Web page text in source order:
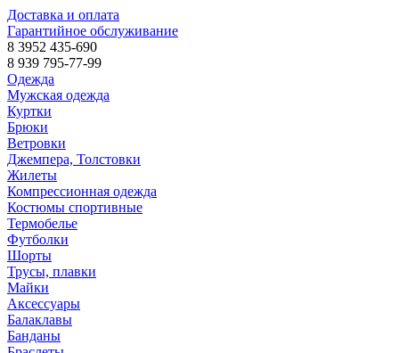
Доставка и оплата
Гарантийное обслуживание
8 3952 435-690
8 939 795-77-99
Одежда
Мужская одежда
Куртки
Брюки
Ветровки
Джемпера, Толстовки
Жилеты
Компрессионная одежда
Костюмы спортивные
Термобелье
Футболки
Шорты
Трусы, плавки
Майки
Аксессуары
Балаклавы
Банданы